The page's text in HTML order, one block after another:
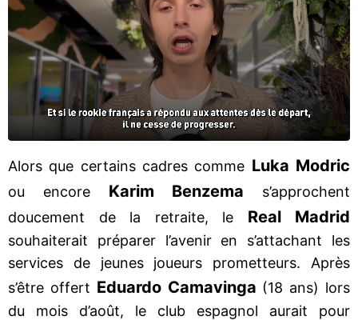
Alors que certains cadres comme Luka Modric
ou encore Karim Benzema s’approchent
doucement de la retraite, le Real Madrid
souhaiterait préparer l’avenir en s’attachant les
services de jeunes joueurs prometteurs. Après
s’être offert Eduardo Camavinga (18 ans) lors
du mois d’août, le club espagnol aurait pour